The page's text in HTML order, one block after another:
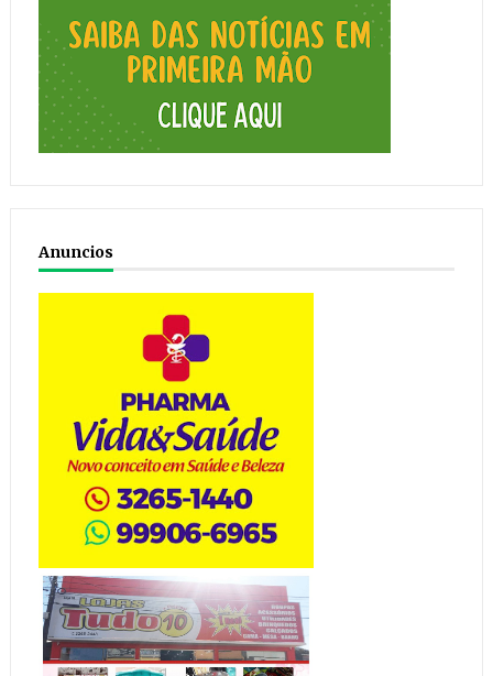
Anuncios